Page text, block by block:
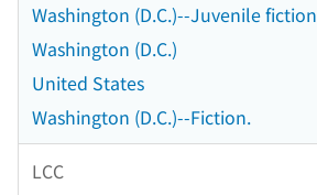
Washington (D.C.)--Juvenile fiction
Washington (D.C.)
United States
Washington (D.C.)--Fiction.
LCC